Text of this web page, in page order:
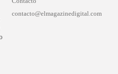
contacto@elmagazinedigital.com